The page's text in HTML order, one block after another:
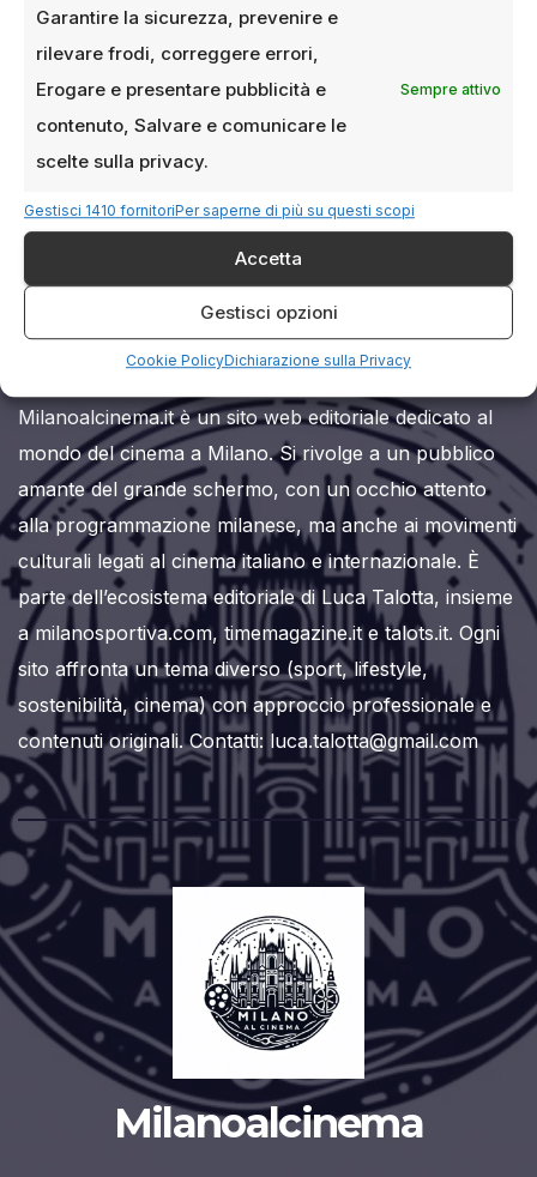
Garantire la sicurezza, prevenire e
rilevare frodi, correggere errori,
Erogare e presentare pubblicità e
contenuto, Salvare e comunicare le
scelte sulla privacy.
Sempre attivo
Gestisci 1410 fornitoriPer saperne di più su questi scopi
Accetta
Gestisci opzioni
Cookie PolicyDichiarazione sulla Privacy
Oscar 2025, la domanda su…
Milanoalcinema.it
Milanoalcinema.it è un sito web editoriale dedicato al
mondo del cinema a Milano. Si rivolge a un pubblico
amante del grande schermo, con un occhio attento
alla programmazione milanese, ma anche ai movimenti
culturali legati al cinema italiano e internazionale. È
parte dell’ecosistema editoriale di Luca Talotta, insieme
a milanosportiva.com, timemagazine.it e talots.it. Ogni
sito affronta un tema diverso (sport, lifestyle,
sostenibilità, cinema) con approccio professionale e
contenuti originali. Contatti: luca.talotta@gmail.com
Milanoalcinema